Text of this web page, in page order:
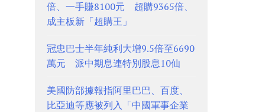
倍、一手賺8100元 超購9365倍、
成主板新「超購王」
冠忠巴士半年純利大增9.5倍至6690
萬元 派中期息連特別股息10仙
美國防部據報指阿里巴巴、百度、
比亞迪等應被列入「中國軍事企業